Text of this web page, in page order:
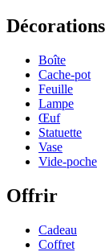
Décorations
Boîte
Cache-pot
Feuille
Lampe
Œuf
Statuette
Vase
Vide-poche
Offrir
Cadeau
Coffret